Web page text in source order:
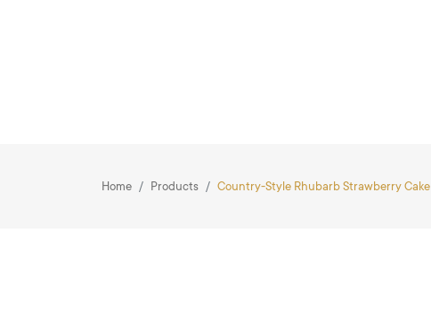
Home Products Country-Style Rhubarb Strawberry Cake